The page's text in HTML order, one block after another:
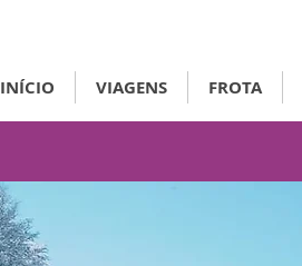
INÍCIO VIAGENS FROTA